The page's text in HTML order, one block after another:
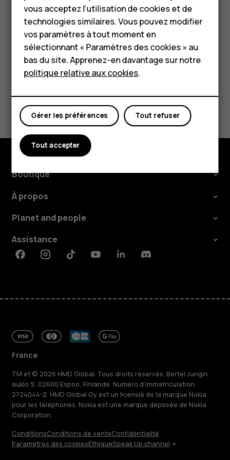
Pour les entreprises
Tablettes
Boutique
plus d'informations, contactez vos autorités
locales.
Avez-vous trouvé cela utile?
Oui Non
Boutique
À propos
Planet and people
Assistance
FacebookInstagramTiktokYoutubeLinkedinDiscord
France
TM et © 2026 HMD Global. Tous droits réservés. Bertel Jungin
aukio 9, 02600 Espoo, Finlande. Numéro d'immatriculation
2724044-2. HMD Global Oy est un licensié de la marque Nokia
pour les téléphones. Nokia est une marque déposée de Nokia
Corporation.
ConditionsConditions de venteConfidentialité
Paramètres des cookiesÉthiqueSpeak Up channel
vous acceptez l’utilisation de cookies et de
technologies similaires. Vous pouvez modifier
vos paramètres à tout moment en
sélectionnant « Paramètres des cookies » au
bas du site. Apprenez-en davantage sur notre
politique relative aux cookies.
Tout refuser
Gérer les préférences
Tout accepter